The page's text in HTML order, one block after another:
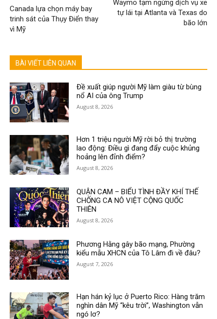
Canada lựa chọn máy bay
trinh sát của Thụy Điển thay
vì Mỹ
Waymo tạm ngừng dịch vụ xe
tự lái tại Atlanta và Texas do
bão lớn
BÀI VIẾT LIÊN QUAN
Đề xuất giúp người Mỹ làm giàu từ bùng
nổ AI của ông Trump
August 8, 2026
Hơn 1 triệu người Mỹ rời bỏ thị trường
lao động: Điều gì đang đẩy cuộc khủng
hoảng lên đỉnh điểm?
August 8, 2026
QUẬN CAM – BIỂU TÌNH ĐẦY KHÍ THẾ
CHỐNG CA NÔ VIỆT CỘNG QUỐC
THIÊN
August 8, 2026
Phương Hằng gây bão mạng, Phường
kiểu mẫu XHCN của Tô Lâm đi về đâu?
August 7, 2026
Hạn hán kỷ lục ở Puerto Rico: Hàng trăm
nghìn dân Mỹ “kêu trời”, Washington vẫn
ngó lơ?